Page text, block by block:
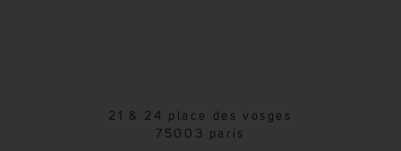
21 & 24 place des vosges
75003 paris